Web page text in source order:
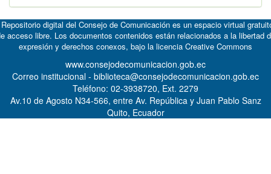
digital del Consejo de Comunicación es un espacio virtual
acceso libre. Los documentos contenidos están relacionados a la libertad
expresión y derechos conexos, bajo la licencia Creative Commons
www.consejodecomunicacion.gob.ec
Correo institucional - biblioteca@consejodecomunicacion.gob.ec
Teléfono: 02-3938720, Ext. 2279
Av.10 de Agosto N34-566, entre Av. República y Juan Pablo Sanz
Quito, Ecuador